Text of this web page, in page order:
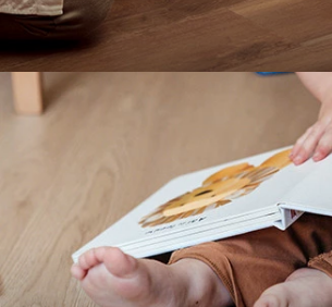
Wood & Stone